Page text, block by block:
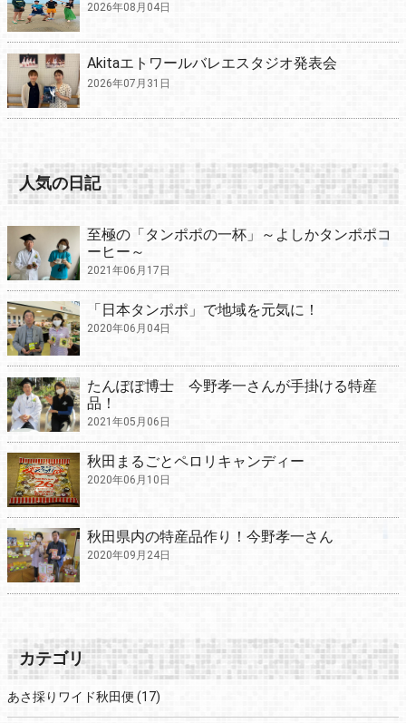
2026年08月04日
Akitaエトワールバレエスタジオ発表会
2026年07月31日
人気の日記
至極の「タンポポの一杯」～よしかタンポポコ
ーヒー～
2021年06月17日
「日本タンポポ」で地域を元気に！
2020年06月04日
たんぽぽ博士 今野孝一さんが手掛ける特産
品！
2021年05月06日
秋田まるごとペロリキャンディー
2020年06月10日
秋田県内の特産品作り！今野孝一さん
2020年09月24日
カテゴリ
あさ採りワイド秋田便 (17)